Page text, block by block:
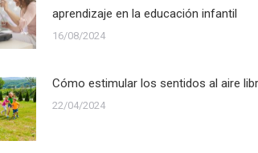
aprendizaje en la educación infantil
16/08/2024
Cómo estimular los sentidos al aire
22/04/2024